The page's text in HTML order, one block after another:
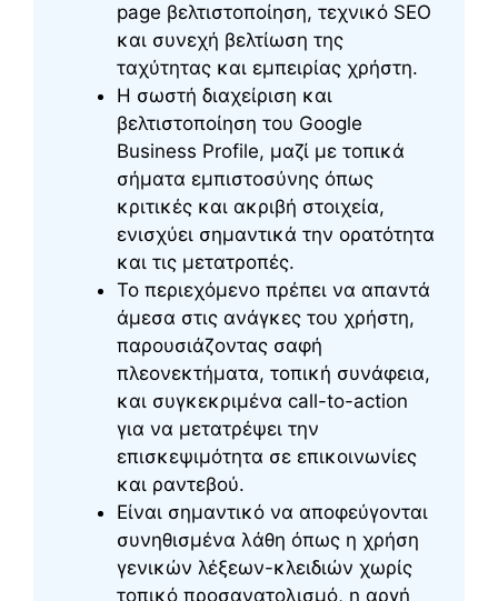
page βελτιστοποίηση, τεχνικό SEO
και συνεχή βελτίωση της
ταχύτητας και εμπειρίας χρήστη.
Η σωστή διαχείριση και
βελτιστοποίηση του Google
Business Profile, μαζί με τοπικά
σήματα εμπιστοσύνης όπως
κριτικές και ακριβή στοιχεία,
ενισχύει σημαντικά την ορατότητα
και τις μετατροπές.
Το περιεχόμενο πρέπει να απαντά
άμεσα στις ανάγκες του χρήστη,
παρουσιάζοντας σαφή
πλεονεκτήματα, τοπική συνάφεια,
και συγκεκριμένα call-to-action
για να μετατρέψει την
επισκεψιμότητα σε επικοινωνίες
και ραντεβού.
Είναι σημαντικό να αποφεύγονται
συνηθισμένα λάθη όπως η χρήση
γενικών λέξεων-κλειδιών χωρίς
τοπικό προσανατολισμό, η αργή